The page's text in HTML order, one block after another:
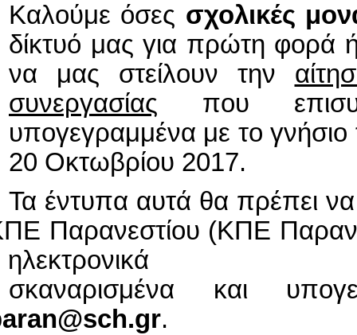
Καλούμε όσες σχολικές
δίκτυό μας για πρώτη φορά
να μας στείλουν την
συνεργασίας που
υπογεγραμμένα με το γνήσιο
20 Οκτωβρίου 2017.
Τα έντυπα αυτά θα πρέπει
Παρανεστίου (ΚΠΕ
ηλεκτρονικά
σκαναρισμένα και
@sch.gr.